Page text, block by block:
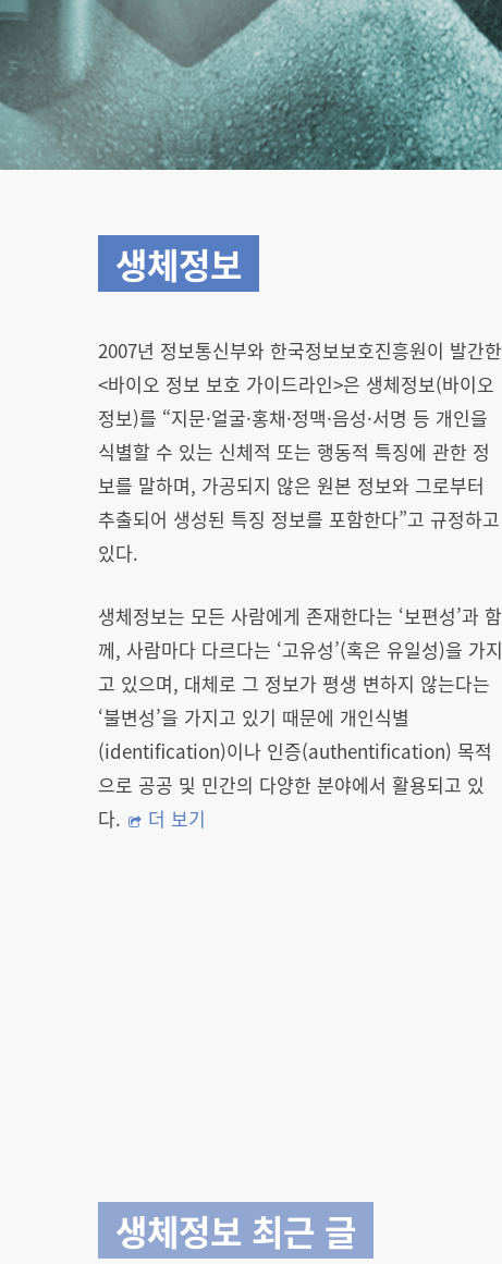
생체정보
2007년 정보통신부와 한국정보보호진흥원이 발간한
<바이오 정보 보호 가이드라인>은 생체정보(바이오
정보)를 “지문·얼굴·홍채·정맥·음성·서명 등 개인을
식별할 수 있는 신체적 또는 행동적 특징에 관한 정
보를 말하며, 가공되지 않은 원본 정보와 그로부터
추출되어 생성된 특징 정보를 포함한다”고 규정하고
있다.
생체정보는 모든 사람에게 존재한다는 ‘보편성’과 함
께, 사람마다 다르다는 ‘고유성’(혹은 유일성)을 가지
고 있으며, 대체로 그 정보가 평생 변하지 않는다는
‘불변성’을 가지고 있기 때문에 개인식별
(identification)이나 인증(authentification) 목적
으로 공공 및 민간의 다양한 분야에서 활용되고 있
다.
더 보기
생체정보 최근 글